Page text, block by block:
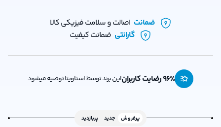
ضمانت اصالت و سلامت فیزیکی کالا
گارانتی ضمانت کیفیت
96% رضایت کاربران این برند توسط استاویتا توصیه میشود
پرفروش جدید پربازدید